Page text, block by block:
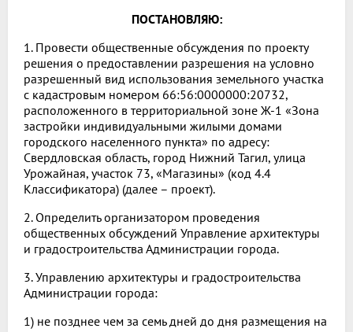
ПОСТАНОВЛЯЮ:
1. Провести общественные обсуждения по проекту
решения о предоставлении разрешения на условно
разрешенный вид использования земельного участка
с кадастровым номером 66:56:0000000:20732,
расположенного в территориальной зоне Ж-1 «Зона
застройки индивидуальными жилыми домами
городского населенного пункта» по адресу:
Свердловская область, город Нижний Тагил, улица
Урожайная, участок 73, «Магазины» (код 4.4
Классификатора) (далее – проект).
2. Определить организатором проведения
общественных обсуждений Управление архитектуры
и градостроительства Администрации города.
3. Управлению архитектуры и градостроительства
Администрации города:
1) не позднее чем за семь дней до дня размещения на